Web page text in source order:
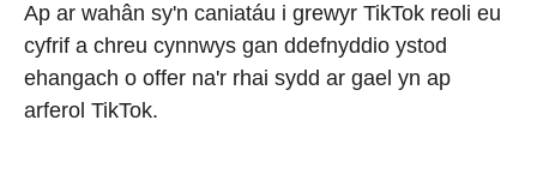
Ap ar wahân sy'n caniatáu i grewyr TikTok reoli eu
cyfrif a chreu cynnwys gan ddefnyddio ystod
ehangach o offer na'r rhai sydd ar gael yn ap
arferol TikTok.